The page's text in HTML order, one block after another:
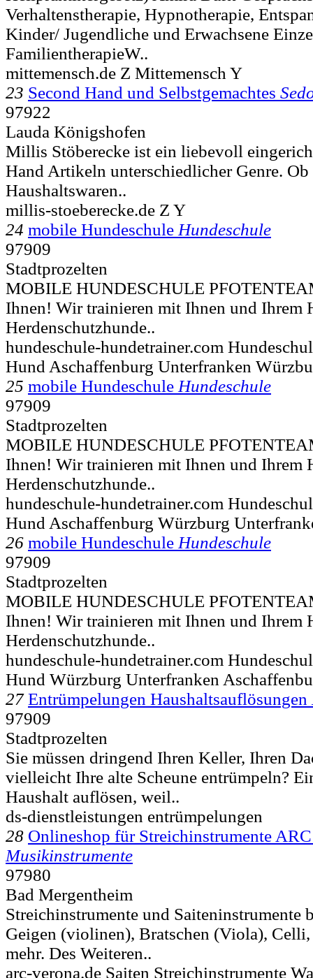
Verhaltenstherapie, Hypnotherapie,
Kinder/ Jugendliche und Erwachsene
FamilientherapieW..
mittemensch.de Z Mittemensch Y
23 Second Hand und Selbstgemachtes
97922
Lauda Königshofen
Millis Stöberecke ist ein liebevoll
Hand Artikeln unterschiedlicher Genre.
Haushaltswaren..
millis-stoeberecke.de Z Y
24 mobile Hundeschule Hundeschule
97909
Stadtprozelten
MOBILE HUNDESCHULE
Ihnen! Wir trainieren mit Ihnen und Ihrem
Herdenschutzhunde..
hundeschule-hundetrainer.com
Hund Aschaffenburg Unterfranken
25 mobile Hundeschule Hundeschule
97909
Stadtprozelten
MOBILE HUNDESCHULE
Ihnen! Wir trainieren mit Ihnen und Ihrem
Herdenschutzhunde..
hundeschule-hundetrainer.com
Hund Aschaffenburg Würzburg
26 mobile Hundeschule Hundeschule
97909
Stadtprozelten
MOBILE HUNDESCHULE
Ihnen! Wir trainieren mit Ihnen und Ihrem
Herdenschutzhunde..
hundeschule-hundetrainer.com
Hund Würzburg Unterfranken
27 Entrümpelungen Haushaltsauflösungen
97909
Stadtprozelten
Sie müssen dringend Ihren Keller, Ihren
vielleicht Ihre alte Scheune entrümpeln?
Haushalt auflösen, weil..
ds-dienstleistungen entrümpelungen
28 Onlineshop für Streichinstrumente
Musikinstrumente
97980
Bad Mergentheim
Streichinstrumente und Saiteninstrumente
Geigen (violinen), Bratschen (Viola),
mehr. Des Weiteren..
arc-verona.de Saiten Streichinstrumente